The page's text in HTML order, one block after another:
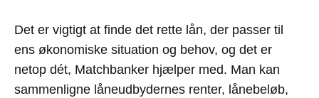
Det er vigtigt at finde det rette lån, der passer til
ens økonomiske situation og behov, og det er
netop dét, Matchbanker hjælper med. Man kan
sammenligne låneudbydernes renter, lånebeløb,